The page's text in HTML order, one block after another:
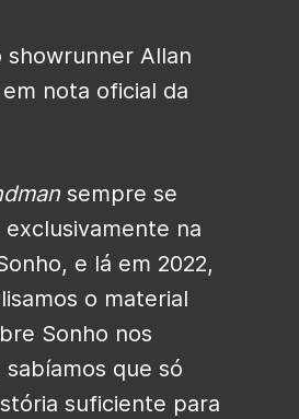
showrunner Allan
nota oficial da
sempre se
na
e lá em 2022,
o material
Sonho nos
sabíamos que só
suficiente para